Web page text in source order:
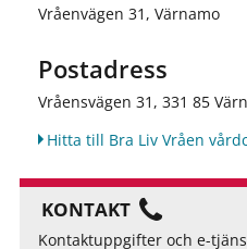
Vråenvägen 31, Värnamo
Postadress
Vråensvägen 31, 331 85
Hitta till Bra Liv Vråen
KONTAKT
Kontaktuppgifter och e-